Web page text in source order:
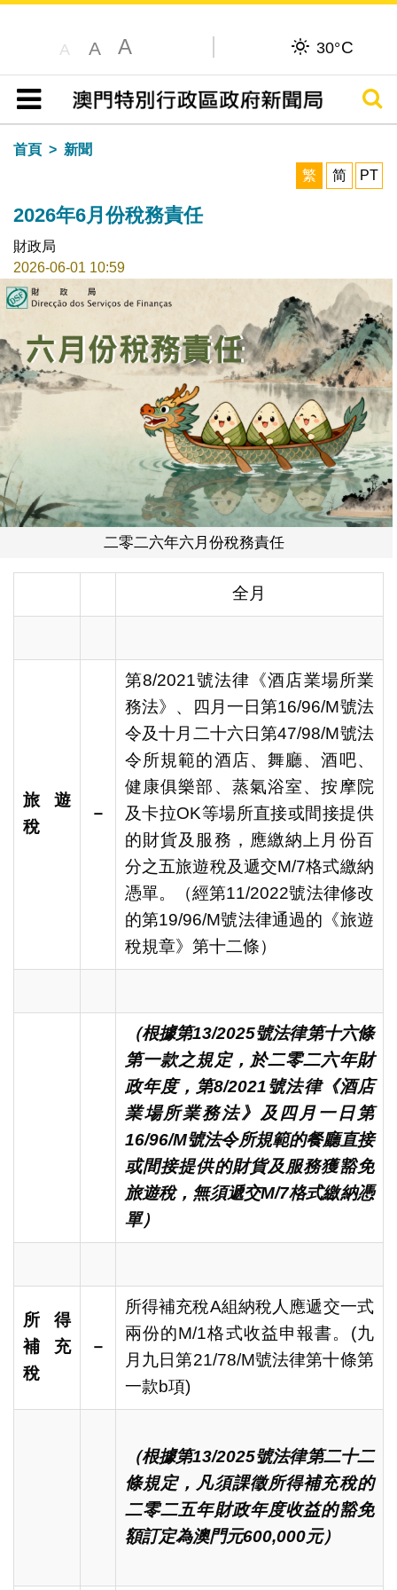
A A A 30°C
目錄
搜尋
首頁
新聞
繁
简 PT
2026年6月份稅務責任
財政局
2026-06-01 10:59
二零二六年六月份稅務責任
全月
旅遊
稅
－
第8/2021號法律《酒店業場所業
務法》、四月一日第16/96/M號法
令及十月二十六日第47/98/M號法
令所規範的酒店、舞廳、酒吧、
健康俱樂部、蒸氣浴室、按摩院
及卡拉OK等場所直接或間接提供
的財貨及服務，應繳納上月份百
分之五旅遊稅及遞交M/7格式繳納
憑單。（經第11/2022號法律修改
的第19/96/M號法律通過的《旅遊
稅規章》第十二條）
（根據第13/2025號法律第十六條
第一款之規定，於二零二六年財
政年度，第8/2021號法律《酒店
業場所業務法》及四月一日第
16/96/M號法令所規範的餐廳直接
或間接提供的財貨及服務獲豁免
旅遊稅，無須遞交M/7格式繳納憑
單）
所得
補充
稅
－
所得補充稅A組納稅人應遞交一式
兩份的M/1格式收益申報書。(九
月九日第21/78/M號法律第十條第
一款b項)
（根據第13/2025號法律第二十二
條規定，凡須課徵所得補充稅的
二零二五年財政年度收益的豁免
額訂定為澳門元600,000元）